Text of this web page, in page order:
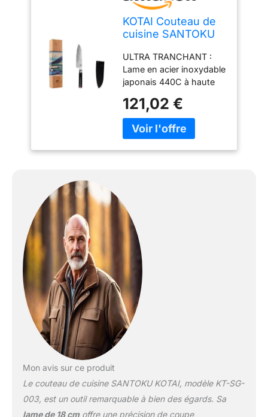
KOTAI Couteau de
cuisine SANTOKU
KT-SG-003
ULTRA TRANCHANT :
Lame en acier inoxydable
japonais 440C à haute
de carbone pour une
lame 3x plus dure et
affûtée, et qui le reste
toute la saveur des
ingrédients. LAME
MARTELÉE :
Interprétation moderne
de la lame martelée
japonaise traditionnelle,
cette technique de
fabrication réduit la
friction pour permettre
aux aliments de moins
coller à la lame lors de
Santoku est le couteau
préféré des chefs
japonais. C’est un
121,02 €
Mon avis sur ce produit
Le couteau de cuisine SANTOKU KOTAI, modèle KT-SG-
003, est un outil remarquable à bien des égards. Sa
lame de 18 cmoffre une précision de coupe